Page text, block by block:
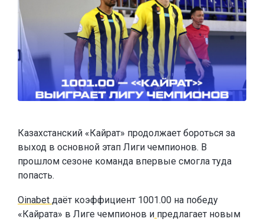
Казахстанский «Кайрат» продолжает бороться за
выход в основной этап Лиги чемпионов. В
прошлом сезоне команда впервые смогла туда
попасть.
Oinabet даёт коэффициент 1001.00 на победу
«Кайрата» в Лиге чемпионов и предлагает новым